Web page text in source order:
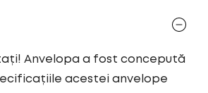
Anvelopa a fost concepută
acestei anvelope